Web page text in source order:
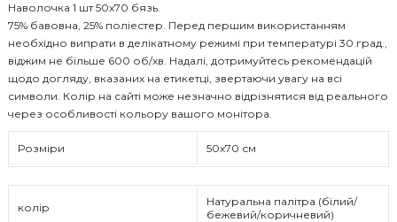
Розміри 50х70 см
колір
Натуральна палітра (білий/
бежевий/коричневий)
Наволочка 1 шт 50x70 бязь.
75% бавовна, 25% поліестер. Перед першим використанням
необхідно випрати в делікатному режимі при температурі 30 град.,
віджим не більше 600 об/хв. Надалі, дотримуйтесь рекомендацій
щодо догляду, вказаних на етикетці, звертаючи увагу на всі
символи. Колір на сайті може незначно відрізнятися від реального
через особливості кольору вашого монітора.